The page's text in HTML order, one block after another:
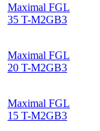
Maximal FGL
35 T-M2GB3
Maximal FGL
20 T-M2GB3
Maximal FGL
15 T-M2GB3